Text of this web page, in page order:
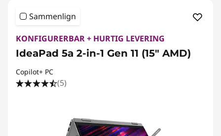
Sammenlign
KONFIGURERBAR + HURTIG LEVERING
IdeaPad 5a 2-in-1 Gen 11 (15" AMD)
Copilot+ PC
(5)